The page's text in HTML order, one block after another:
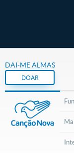
DAI-ME ALMAS
DOAR